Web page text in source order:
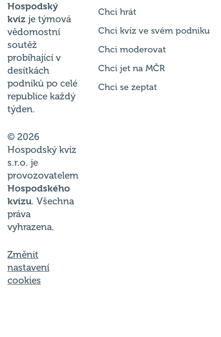
Hospodský
kvíz je týmová
vědomostní
soutěž
probíhající v
desítkách
podniků po celé
republice každý
týden.
© 2026
Hospodský kvíz
s.r.o. je
provozovatelem
Hospodského
kvízu. Všechna
práva
vyhrazena.
Změnit
nastavení
cookies
Chci hrát
Chci kvíz ve svém podniku
Chci moderovat
Chci jet na MČR
Chci se zeptat